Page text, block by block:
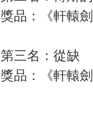
獎品：《軒轅
第三名：從缺
獎品：《軒轅